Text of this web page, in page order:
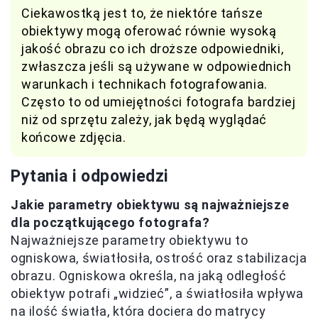
Ciekawostką jest to, że niektóre tańsze
obiektywy mogą oferować równie wysoką
jakość obrazu co ich droższe odpowiedniki,
zwłaszcza jeśli są używane w odpowiednich
warunkach i technikach fotografowania.
Często to od umiejętności fotografa bardziej
niż od sprzętu zależy, jak będą wyglądać
końcowe zdjęcia.
Pytania i odpowiedzi
Jakie parametry obiektywu są najważniejsze
dla początkującego fotografa?
Najważniejsze parametry obiektywu to
ogniskowa, światłosiła, ostrość oraz stabilizacja
obrazu. Ogniskowa określa, na jaką odległość
obiektyw potrafi „widzieć”, a światłosiła wpływa
na ilość światła, która dociera do matrycy